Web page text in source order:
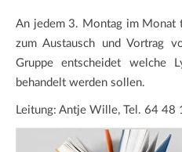
An jedem 3. Montag im Monat
zum Austausch und Vortrag
Gruppe entscheidet welche
behandelt werden sollen.
Leitung: Antje Wille, Tel. 64 48